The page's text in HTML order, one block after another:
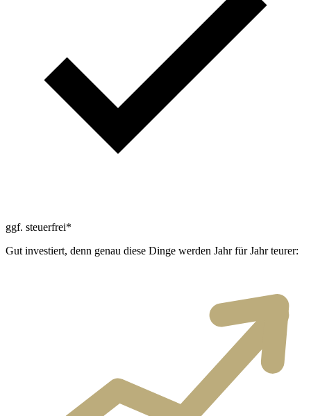
ggf. steuerfrei*
Gut investiert, denn genau diese Dinge werden Jahr für Jahr teurer: